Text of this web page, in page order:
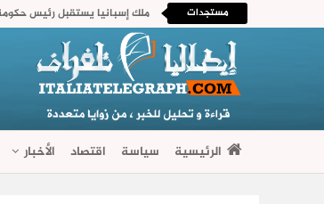
مستجدات
الرئيسية سياسة اقتصاد الأخبار